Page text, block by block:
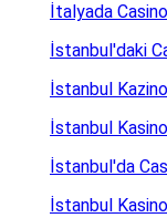
İtalyada
İstanbul'daki
İstanbul
İstanbul
İstanbul'da
İstanbul